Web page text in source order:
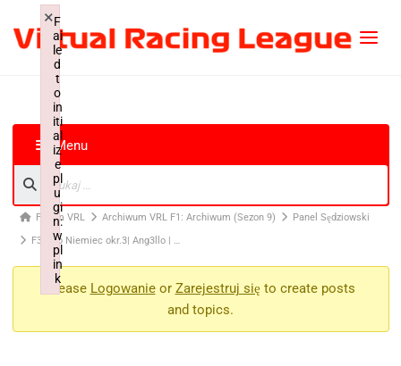
Menu
Forum VRL Archiwum VRL F1: Archiwum (Sezon 9)
Panel Sędziowski
F3 | Gp Niemiec okr.3| Ang3llo | …
Please Logowanieor Zarejestruj się to create posts
and topics.
F
ai
le
d
t
o
in
iti
al
iz
e
pl
u
gi
n:
w
pl
in
k
×
Failed to initialize plugin: wplink